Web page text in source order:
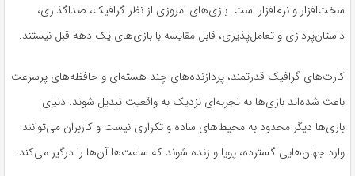
سخت‌افزار و نرم‌افزار است. بازی‌های امروزی از نظر گرافیک، صداگذاری،
داستان‌پردازی و تعامل‌پذیری، قابل مقایسه با بازی‌های یک دهه قبل نیستند.
کارت‌های گرافیک قدرتمند، پردازنده‌های چند هسته‌ای و حافظه‌های پرسرعت
باعث شده‌اند بازی‌ها به تجربه‌ای نزدیک به واقعیت تبدیل شوند. دنیای
بازی‌ها دیگر محدود به محیط‌های ساده و تکراری نیست و کاربران می‌توانند
وارد جهان‌هایی گسترده، پویا و زنده شوند که ساعت‌ها آن‌ها را درگیر می‌کند.